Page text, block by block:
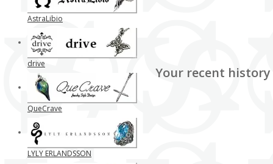
Your recent history
AstraLibio
drive
QueCrave
LYLY ERLANDSSON